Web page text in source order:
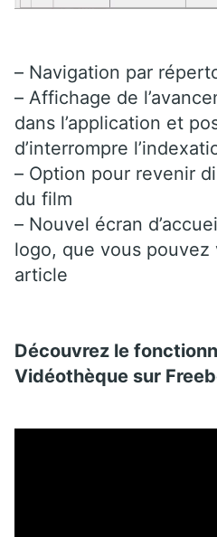
– Navigation par
– Affichage de
dans l’application et
d’interrompre
– Option pour revenir
du film
– Nouvel écran
logo, que vous
article
Découvrez le
Vidéothèque sur